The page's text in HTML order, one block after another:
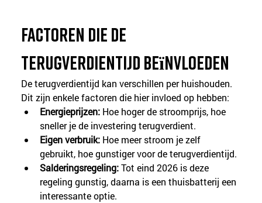
Factoren die de
terugverdientijd beïnvloeden
De terugverdientijd kan verschillen per huishouden.
Dit zijn enkele factoren die hier invloed op hebben:
Energieprijzen: Hoe hoger de stroomprijs, hoe
sneller je de investering terugverdient.
Eigen verbruik: Hoe meer stroom je zelf
gebruikt, hoe gunstiger voor de terugverdientijd.
Salderingsregeling: Tot eind 2026 is deze
regeling gunstig, daarna is een thuisbatterij een
interessante optie.